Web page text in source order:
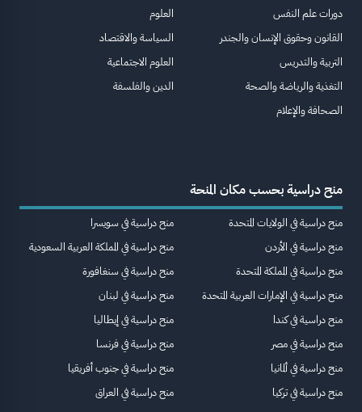
دورات علم النفس
القانون وحقوق الإنسان والجندر
التربية والتدريس
التغذية والرياضة والصحة
الصحافة والإعلام
العلوم
السياسة والاقتصاد
العلوم الاجتماعية
الدين والفلسفة
منح دراسية بحسب مكان المنحة
منح دراسية في الولايات المتحدة
منح دراسية في الأردن
منح دراسية في المملكة المتحدة
منح دراسية في الإمارات العربية المتحدة
منح دراسية في كندا
منح دراسية في مصر
منح دراسية في ألمانيا
منح دراسية في تركيا
منح دراسية في سويسرا
منح دراسية في المملكة العربية السعودية
منح دراسية في سنغافورة
منح دراسية في لبنان
منح دراسية في إيطاليا
منح دراسية في فرنسا
منح دراسية في جنوب أفريقيا
منح دراسية في العراق